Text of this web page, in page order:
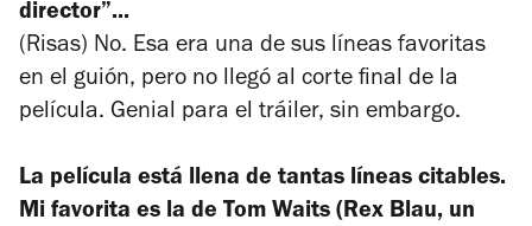
director”...
(Risas) No. Esa era una de sus líneas favoritas
en el guión, pero no llegó al corte final de la
película. Genial para el tráiler, sin embargo.
La película está llena de tantas líneas citables.
Mi favorita es la de Tom Waits (Rex Blau, un